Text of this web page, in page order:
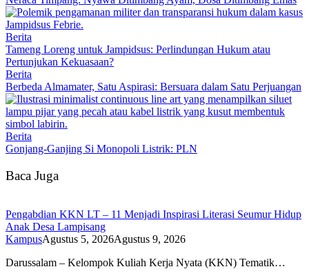
Berita
Tameng Loreng untuk Jampidsus: Perlindungan Hukum atau
Pertunjukan Kekuasaan?
Berita
Berbeda Almamater, Satu Aspirasi: Bersuara dalam Satu Perjuangan
Berita
Gonjang-Ganjing Si Monopoli Listrik: PLN
Baca Juga
Pengabdian KKN LT – 11 Menjadi Inspirasi Literasi Seumur Hidup
Anak Desa Lampisang
KampusAgustus 5, 2026Agustus 9, 2026
Darussalam – Kelompok Kuliah Kerja Nyata (KKN) Tematik…